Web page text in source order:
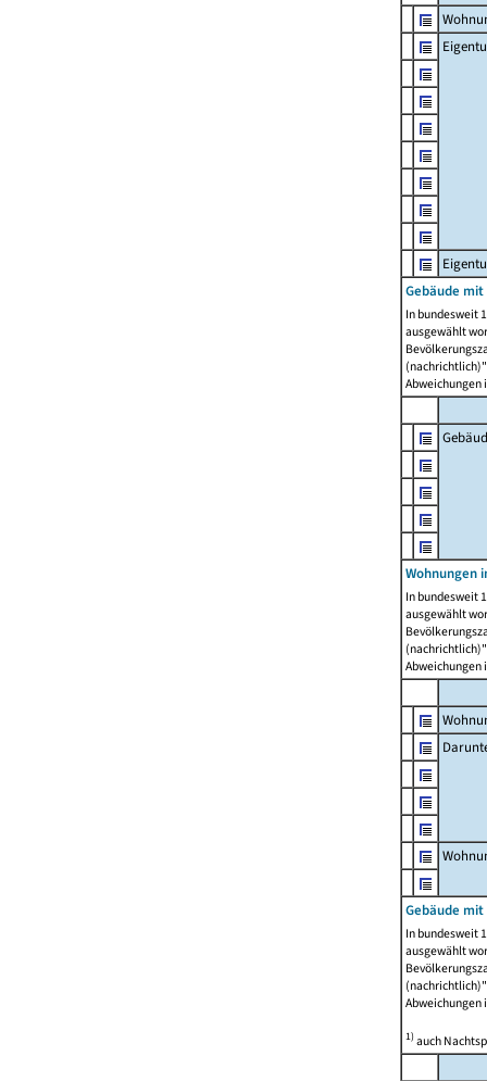
Gebäude
In bundesweit
ausgewählt
Abweichungen
Wohnungen
In bundesweit
ausgewählt
Abweichungen
Gebäude
In bundesweit
ausgewählt
Abweichungen
1)auch